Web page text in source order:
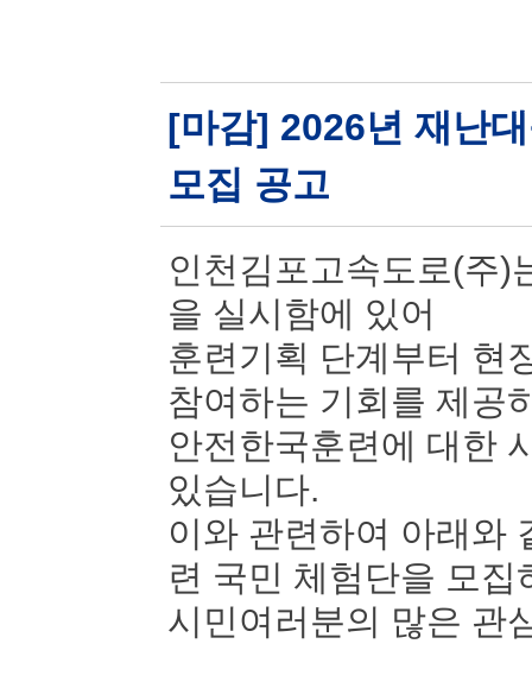
[마감] 2026년 재난
모집 공고
인천김포고속도로(주)
을 실시함에 있어
훈련기획 단계부터 현
참여하는 기회를 제공
안전한국훈련에 대한
있습니다.
이와 관련하여 아래와
련 국민 체험단을 모집
시민여러분의 많은 관